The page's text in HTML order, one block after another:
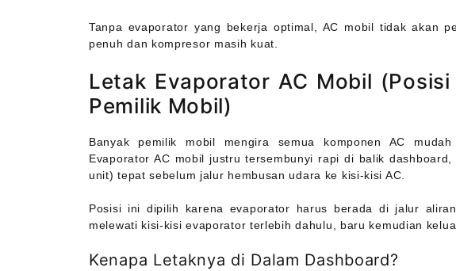
Tanpa evaporator yang bekerja optimal, AC mobil tidak akan
penuh dan kompresor masih kuat.
Letak Evaporator AC Mobil
Pemilik Mobil)
Banyak pemilik mobil mengira semua komponen AC
Evaporator AC mobil justru tersembunyi rapi di balik
unit) tepat sebelum jalur hembusan udara ke kisi-kisi AC.
Posisi ini dipilih karena evaporator harus berada di jalur
melewati kisi-kisi evaporator terlebih dahulu, baru kemudian
Kenapa Letaknya di Dalam Dashboard?